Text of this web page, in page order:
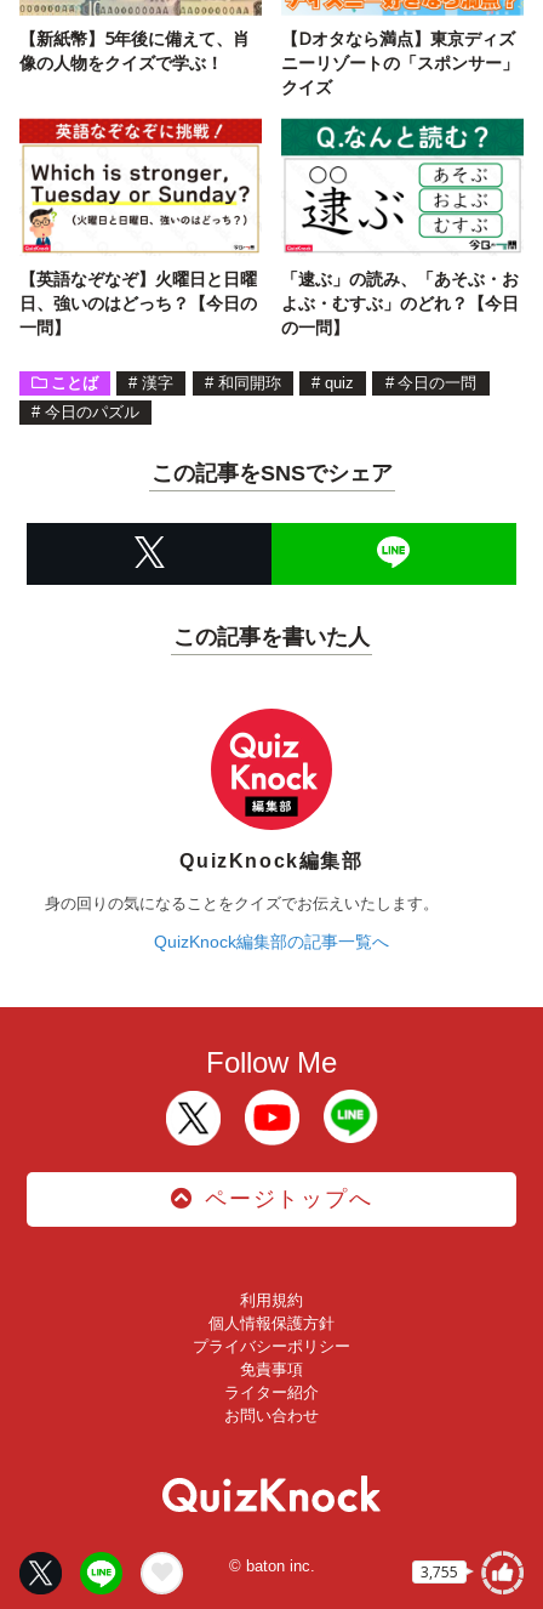
3,755
【新紙幣】5年後に備えて、肖
像の人物をクイズで学ぶ！
【Dオタなら満点】東京ディズ
ニーリゾートの「スポンサー」
クイズ
【英語なぞなぞ】火曜日と日曜
日、強いのはどっち？【今日の
一問】
「逮ぶ」の読み、「あそぶ・お
よぶ・むすぶ」のどれ？【今日
の一問】
ことば # 漢字 # 和同開珎 # quiz # 今日の一問
# 今日のパズル
この記事をSNSでシェア
この記事を書いた人
QuizKnock編集部
身の回りの気になることをクイズでお伝えいたします。
QuizKnock編集部の記事一覧へ
Follow Me
ページトップへ
利用規約
個人情報保護方針
プライバシーポリシー
免責事項
ライター紹介
お問い合わせ
© baton inc.